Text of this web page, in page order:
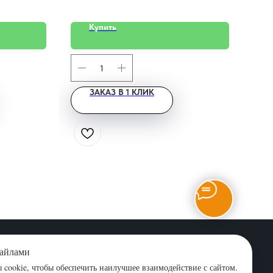
чтобы обеспечить наилучшее взаимодействие с сайтом.
Купить
ЗАКАЗ В 1 КЛИК